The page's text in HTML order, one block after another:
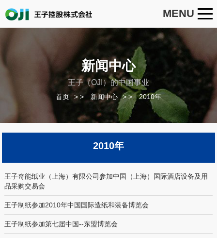
MENU
新闻中心
王子（OJI）的中国事业
首页 > 新闻中心 > 2010年
2010年
王子奇能纸业（上海）有限公司参加中国（上海）国际酒店设备及用
品采购交易会
王子制纸参加2010年中国国际造纸和装备博览会
王子制纸参加第七届中国--东盟博览会